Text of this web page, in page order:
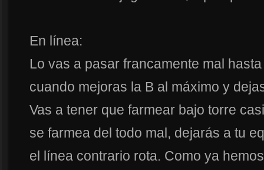
En línea:
Lo vas a pasar francamente mal
cuando mejoras la B al máximo y
Vas a tener que farmear bajo torre
se farmea del todo mal, dejarás a tu
el línea contrario rota. Como ya